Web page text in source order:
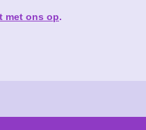
met ons op.